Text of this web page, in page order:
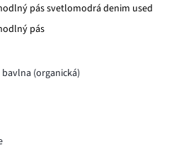
pás svetlomodrá denim used
pás
(organická)